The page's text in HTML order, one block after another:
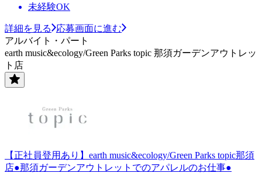
未経験OK
詳細を見る
応募画面に進む
アルバイト・パート
earth music&ecology/Green Parks topic 那須ガーデンアウトレッ
ト店
【正社員登用あり】earth music&ecology/Green Parks topic那須
店●那須ガーデンアウトレットでのアパレルのお仕事●